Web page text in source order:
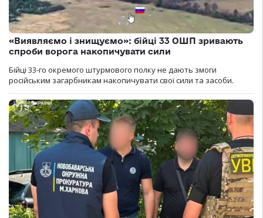
«Виявляємо і знищуємо»: бійці 33 ОШП зривають
спроби ворога накопичувати сили
Бійці 33-го окремого штурмового полку не дають змоги
російським загарбникам накопичувати свої сили та засоби.